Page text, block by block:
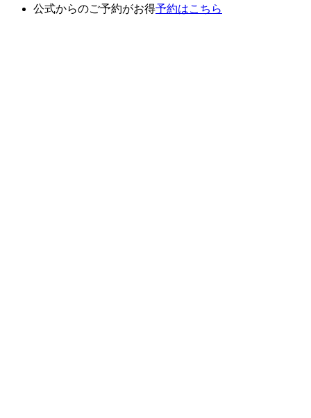
公式からのご予約がお得予約はこちら